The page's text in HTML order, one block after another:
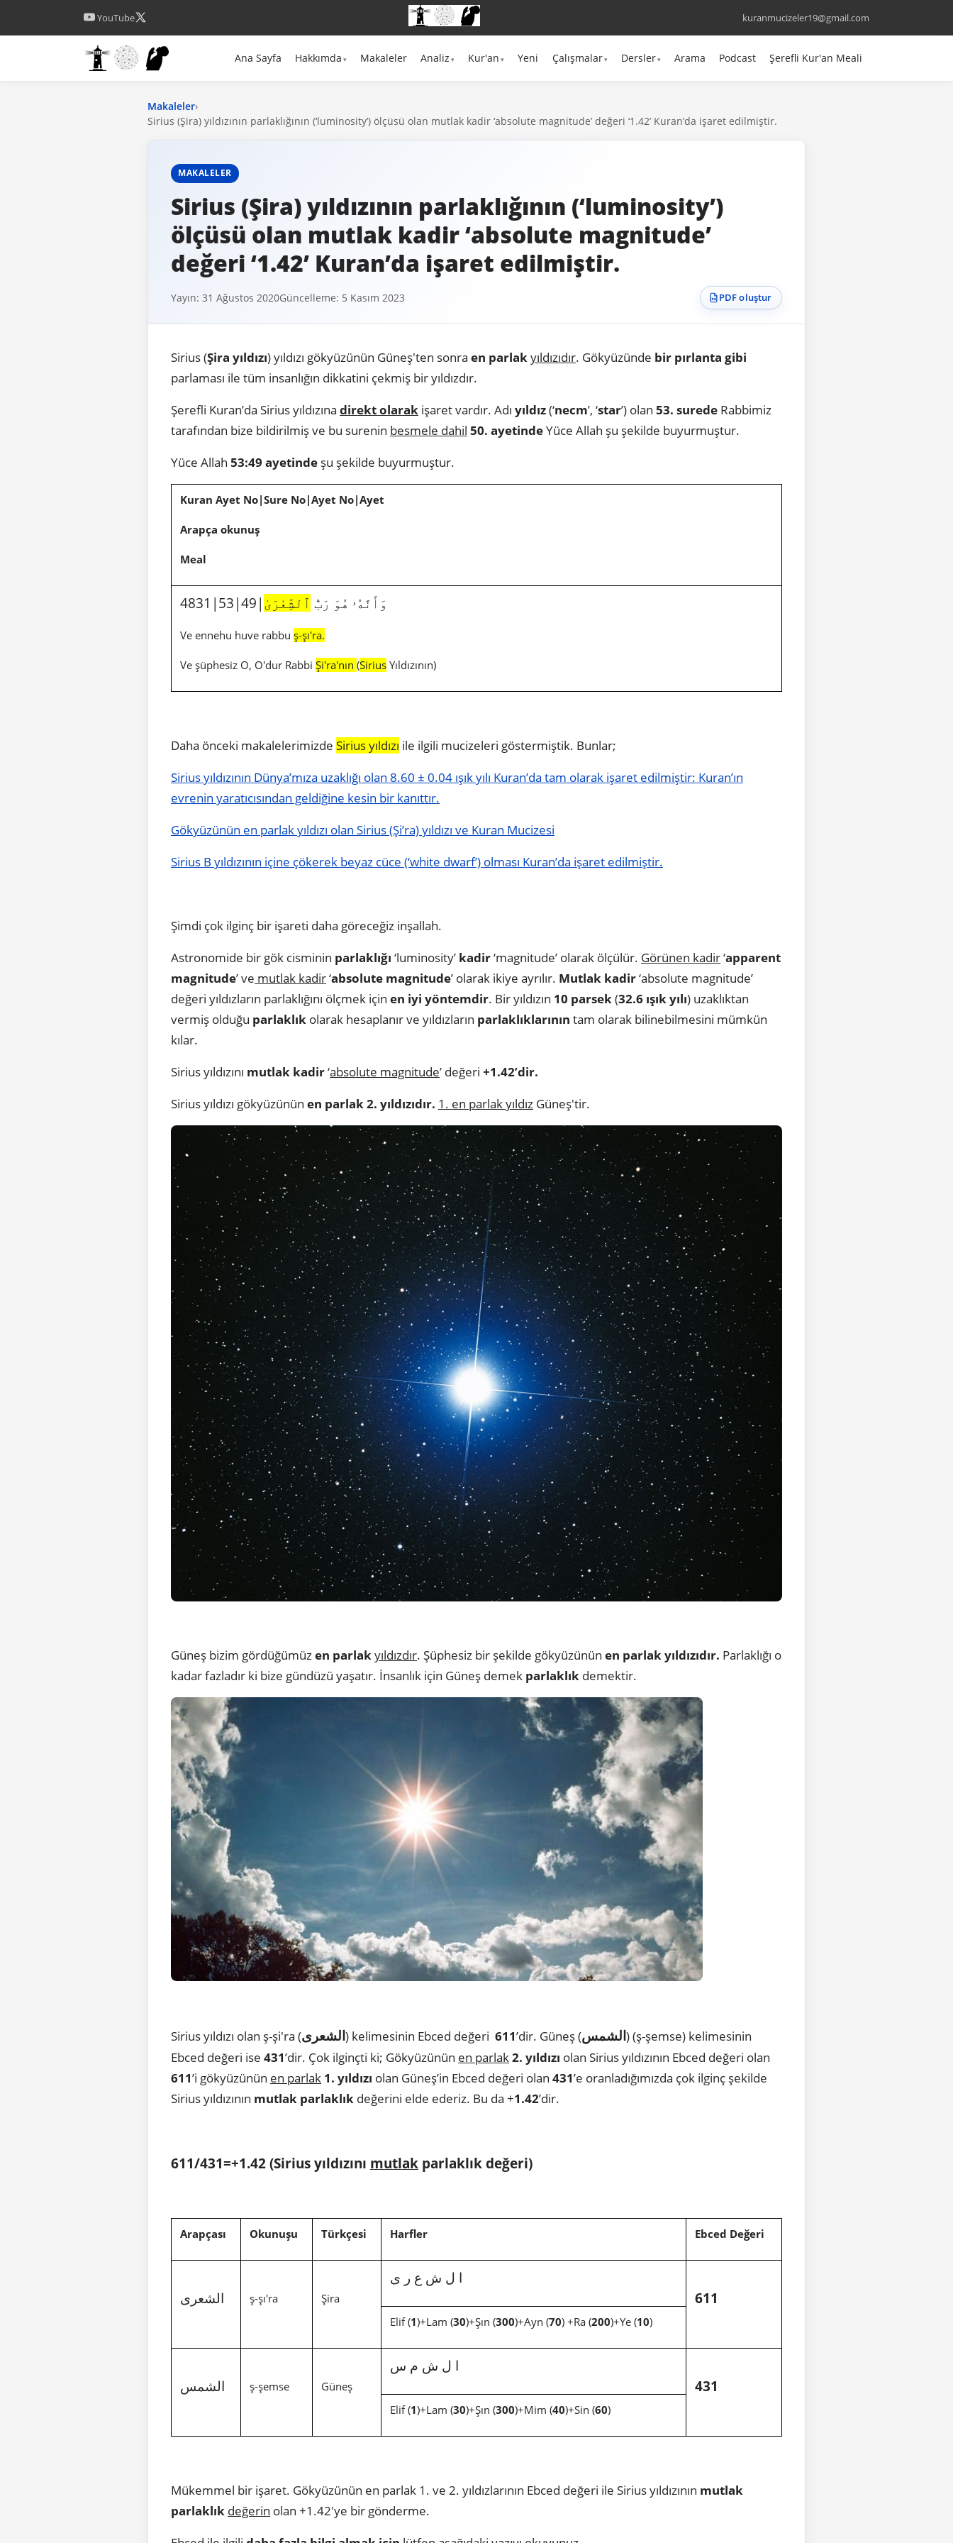
YouTube kuranmucizeler19@gmail.com
Ana Sayfa Hakkımda Makaleler Analiz Kur'an Yeni Çalışmalar Dersler Arama Podcast Şerefli Kur'an Meali
Makaleler›
Sirius (Şira) yıldızının parlaklığının (‘luminosity’) ölçüsü olan mutlak kadir ‘absolute magnitude’ değeri ‘1.42’ Kuran’da işaret edilmiştir.
MAKALELER
Sirius (Şira) yıldızının parlaklığının (‘luminosity’)
ölçüsü olan mutlak kadir ‘absolute magnitude’
değeri ‘1.42’ Kuran’da işaret edilmiştir.
Yayın: 31 Ağustos 2020Güncelleme: 5 Kasım 2023 PDF oluştur
Sirius (Şira yıldızı) yıldızı gökyüzünün Güneş'ten sonra en parlakyıldızıdır. Gökyüzünde bir pırlanta gibi
parlaması ile tüm insanlığın dikkatini çekmiş bir yıldızdır.
Şerefli Kuran’da Sirius yıldızına direkt olarak işaret vardır. Adı yıldız(‘necm’, ‘star’) olan 53. surede Rabbimiz
tarafından bize bildirilmiş ve bu surenin besmele dahil 50. ayetindeYüce Allah şu şekilde buyurmuştur.
Yüce Allah 53:49 ayetinde şu şekilde buyurmuştur.
Kuran Ayet No|Sure No|Ayet No|Ayet
Arapça okunuş
Meal
4831|53|49|وَأَنَّهُۥ هُوَ رَبُّ ٱلشِّعْرَىٰ
Ve ennehu huve rabbu ş-şı'ra.
Ve şüphesiz O, O'dur Rabbi Şi'ra'nın (Sirius Yıldızının)
Daha önceki makalelerimizde Sirius yıldızı ile ilgili mucizeleri göstermiştik. Bunlar;
Sirius yıldızının Dünya’mıza uzaklığı olan 8.60 ± 0.04 ışık yılı Kuran’da tam olarak işaret edilmiştir: Kuran’ın
evrenin yaratıcısından geldiğine kesin bir kanıttır.
Gökyüzünün en parlak yıldızı olan Sirius (Şi’ra) yıldızı ve Kuran Mucizesi
Sirius B yıldızının içine çökerek beyaz cüce (‘white dwarf’) olması Kuran’da işaret edilmiştir.
Şimdi çok ilginç bir işareti daha göreceğiz inşallah.
Astronomide bir gök cisminin parlaklığı ‘luminosity’ kadir‘magnitude’ olarak ölçülür. Görünen kadir‘apparent
magnitude’ ve mutlak kadir‘absolute magnitude’ olarak ikiye ayrılır. Mutlak kadir‘absolute magnitude’
değeri yıldızların parlaklığını ölçmek için en iyi yöntemdir. Bir yıldızın 10 parsek(32.6 ışık yılı) uzaklıktan
vermiş olduğu parlaklık olarak hesaplanır ve yıldızların parlaklıklarının tam olarak bilinebilmesini mümkün
kılar.
Sirius yıldızını mutlak kadir‘absolute magnitude’ değeri +1.42’dir.
Sirius yıldızı gökyüzünün en parlak 2. yıldızıdır. 1. en parlak yıldız Güneş'tir.
Güneş bizim gördüğümüzen parlakyıldızdır. Şüphesiz bir şekilde gökyüzünün en parlak yıldızıdır. Parlaklığı o
kadar fazladır ki bize gündüzü yaşatır. İnsanlık için Güneş demek parlaklık demektir.
Sirius yıldızı olan ş-şi'ra (الشعرى) kelimesinin Ebced değeri 611’dir. Güneş (الشمس) (ş-şemse) kelimesinin
Ebced değeri ise 431’dir. Çok ilginçti ki; Gökyüzünün en parlak2. yıldızı olan Sirius yıldızının Ebced değeri olan
611’i gökyüzünün en parlak 1. yıldızı olan Güneş’in Ebced değeri olan 431’e oranladığımızda çok ilginç şekilde
Sirius yıldızının mutlak parlaklık değerini elde ederiz. Bu da +1.42’dir.
611/431=+1.42 (Sirius yıldızını mutlak parlaklık değeri)
Arapçası Okunuşu Türkçesi Harfler Ebced Değeri
الشعرى ş-şı'ra Şira
611
Elif (1)+Lam (30)+Şın (300)+Ayn (70) +Ra (200)+Ye (10)
الشمس ş-şemse Güneş
431
Elif (1)+Lam (30)+Şın (300)+Mim (40)+Sin (60)
Mükemmel bir işaret. Gökyüzünün en parlak 1. ve 2. yıldızlarının Ebced değeri ile Sirius yıldızının mutlak
parlaklık değerin olan +1.42'ye bir gönderme.